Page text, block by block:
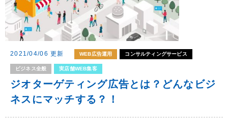
2021/04/06 更新 WEB広告運用 コンサルティングサービス
ビジネス全般 実店舗WEB集客
ジオターゲティング広告とは？どんなビジ
ネスにマッチする？！